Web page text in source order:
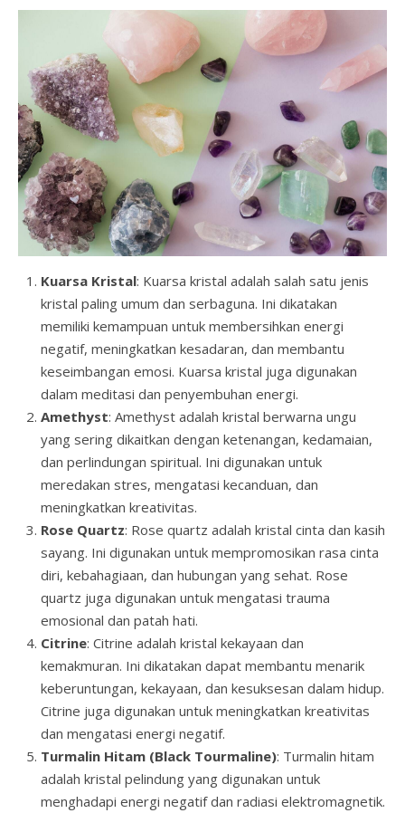
Kuarsa Kristal: Kuarsa kristal adalah salah satu jenis
kristal paling umum dan serbaguna. Ini dikatakan
memiliki kemampuan untuk membersihkan energi
negatif, meningkatkan kesadaran, dan membantu
keseimbangan emosi. Kuarsa kristal juga digunakan
dalam meditasi dan penyembuhan energi.
Amethyst: Amethyst adalah kristal berwarna ungu
yang sering dikaitkan dengan ketenangan, kedamaian,
dan perlindungan spiritual. Ini digunakan untuk
meredakan stres, mengatasi kecanduan, dan
meningkatkan kreativitas.
Rose Quartz: Rose quartz adalah kristal cinta dan kasih
sayang. Ini digunakan untuk mempromosikan rasa cinta
diri, kebahagiaan, dan hubungan yang sehat. Rose
quartz juga digunakan untuk mengatasi trauma
emosional dan patah hati.
Citrine: Citrine adalah kristal kekayaan dan
kemakmuran. Ini dikatakan dapat membantu menarik
keberuntungan, kekayaan, dan kesuksesan dalam hidup.
Citrine juga digunakan untuk meningkatkan kreativitas
dan mengatasi energi negatif.
Turmalin Hitam (Black Tourmaline): Turmalin hitam
adalah kristal pelindung yang digunakan untuk
menghadapi energi negatif dan radiasi elektromagnetik.